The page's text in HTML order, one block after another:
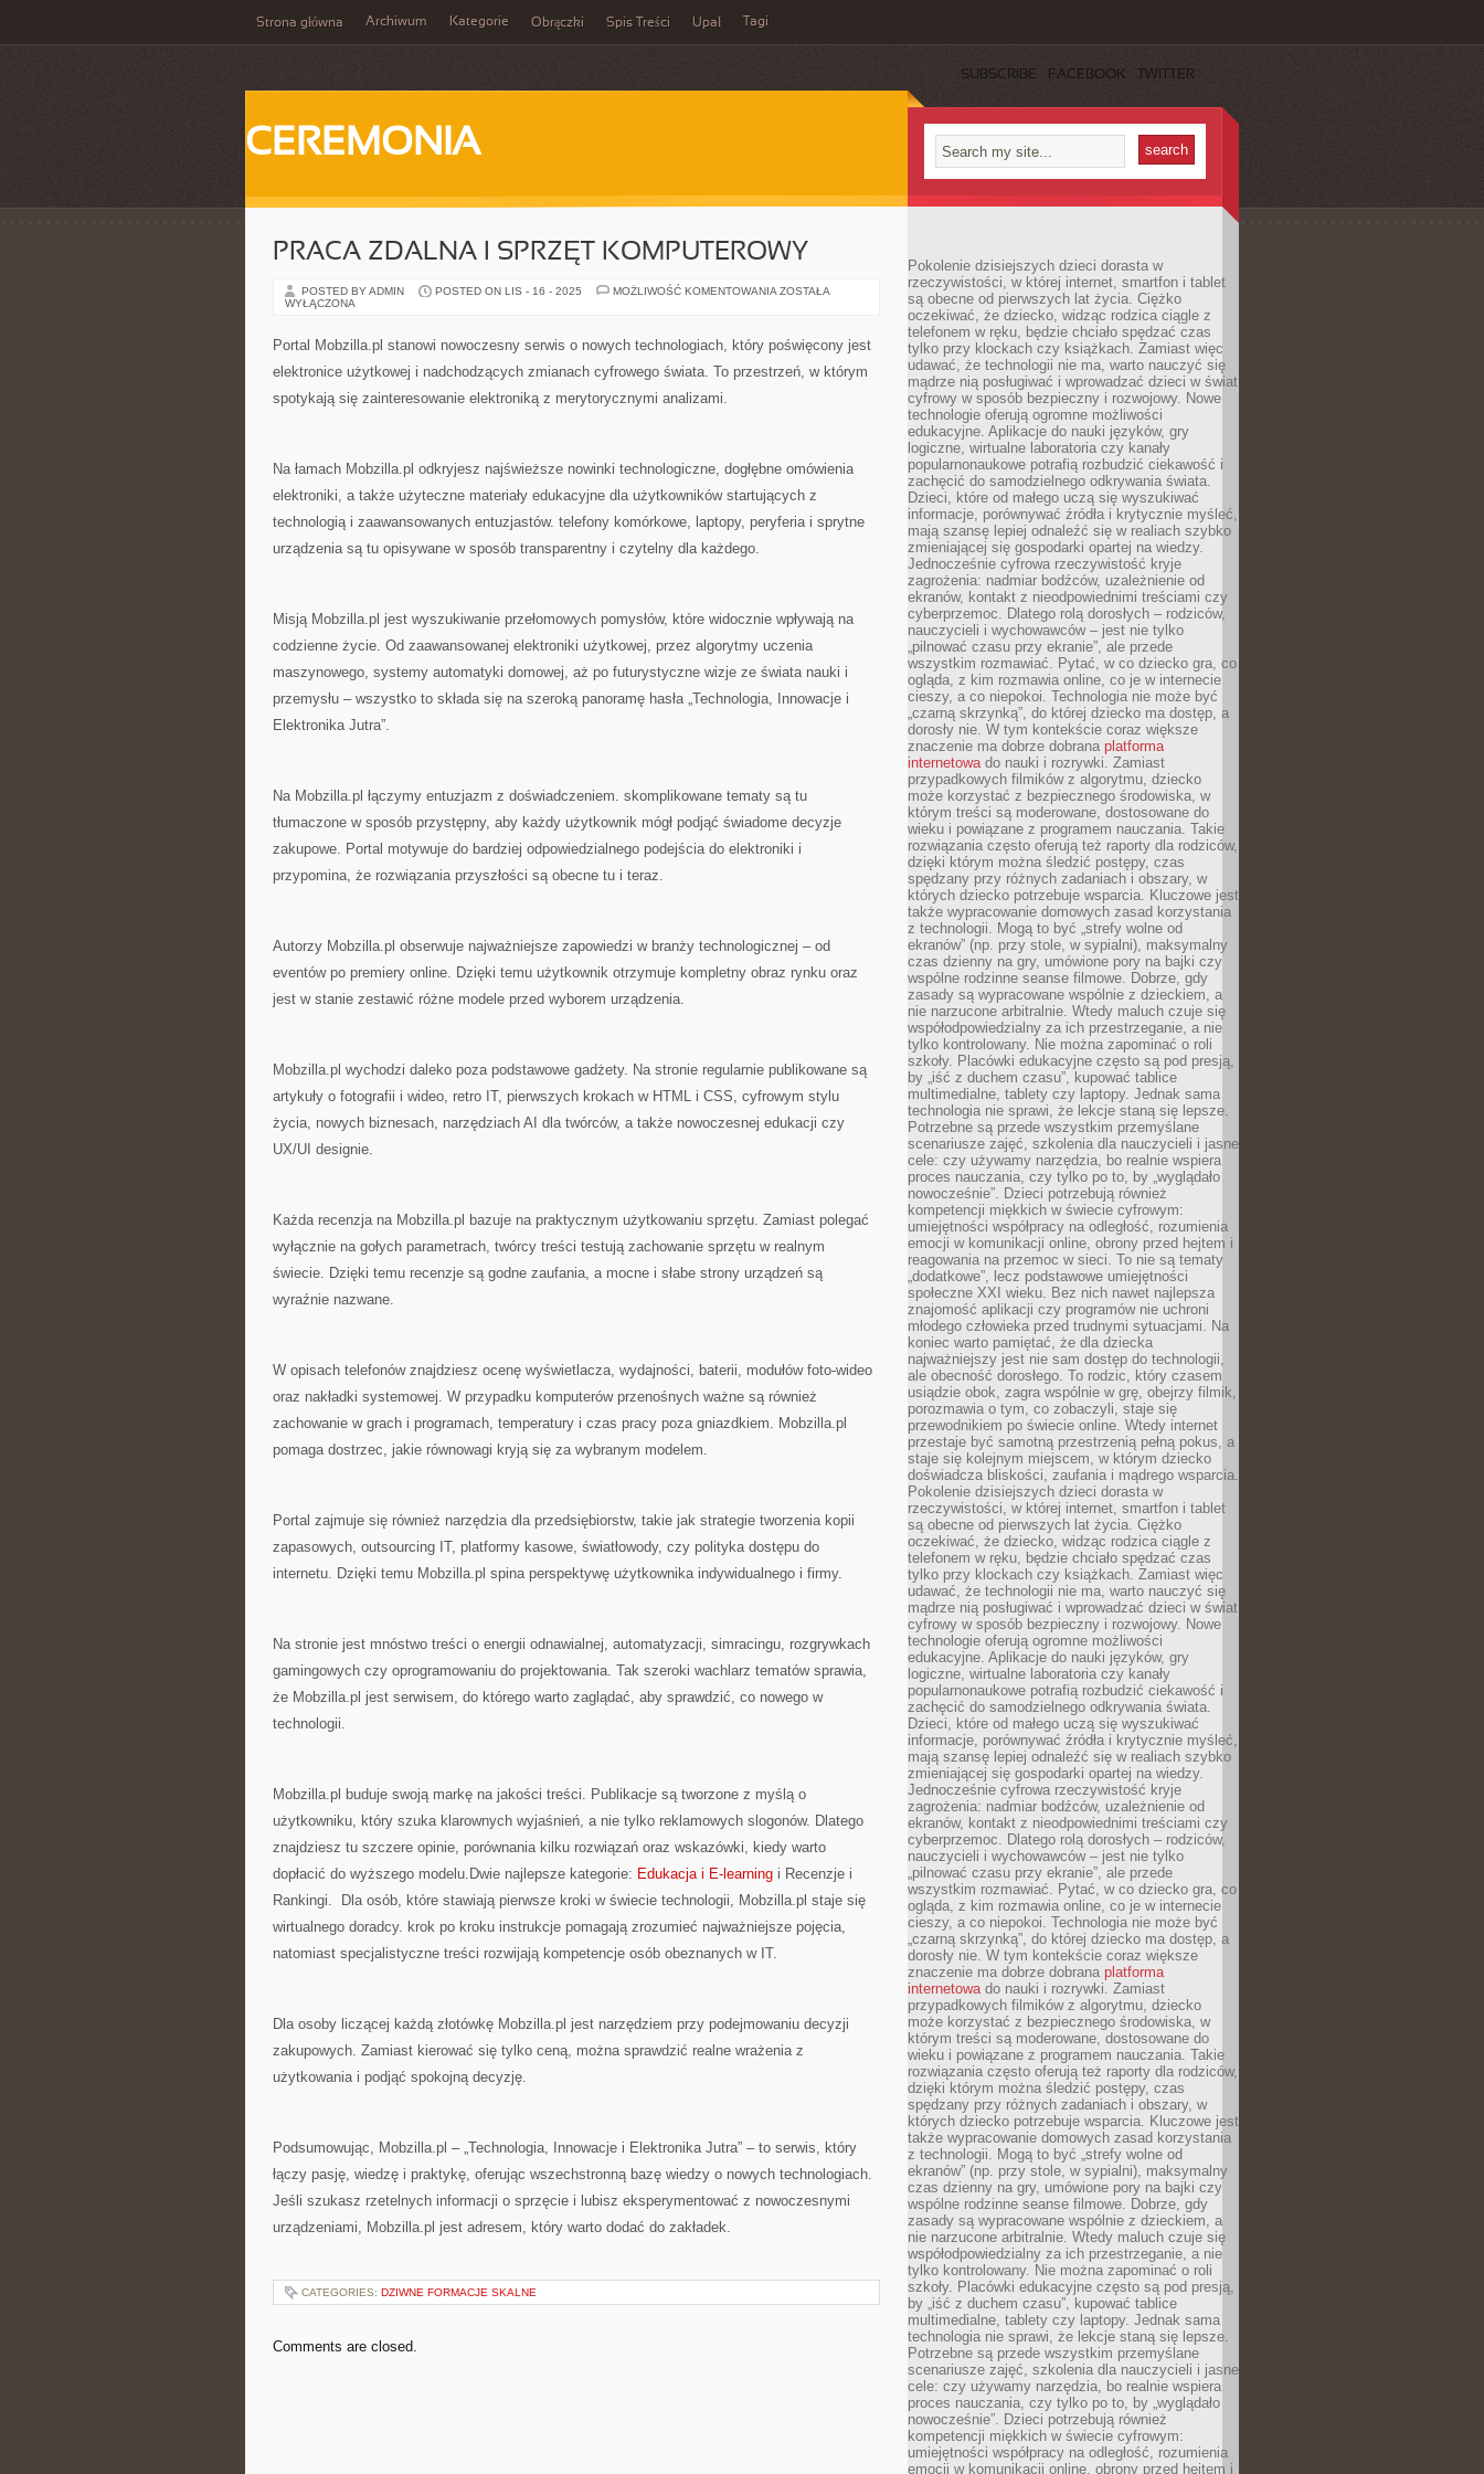
Strona główna Archiwum Kategorie Obrączki Spis Treści Upał Tagi
SUBSCRIBE FACEBOOK TWITTER
CEREMONIA
PRACA ZDALNA I SPRZĘT KOMPUTEROWY
POSTED BY ADMIN POSTED ON LIS - 16 - 2025 MOŻLIWOŚĆ KOMENTOWANIA PRACA
KOMPUTEROWY
ZOSTAŁA
WYŁĄCZONA
Portal Mobzilla.pl stanowi nowoczesny serwis o nowych technologiach, który poświęcony jest
elektronice użytkowej i nadchodzących zmianach cyfrowego świata. To przestrzeń, w którym
spotykają się zainteresowanie elektroniką z merytorycznymi analizami.
Na łamach Mobzilla.pl odkryjesz najświeższe nowinki technologiczne, dogłębne omówienia
elektroniki, a także użyteczne materiały edukacyjne dla użytkowników startujących z
technologią i zaawansowanych entuzjastów. telefony komórkowe, laptopy, peryferia i sprytne
urządzenia są tu opisywane w sposób transparentny i czytelny dla każdego.
Misją Mobzilla.pl jest wyszukiwanie przełomowych pomysłów, które widocznie wpływają na
codzienne życie. Od zaawansowanej elektroniki użytkowej, przez algorytmy uczenia
maszynowego, systemy automatyki domowej, aż po futurystyczne wizje ze świata nauki i
przemysłu – wszystko to składa się na szeroką panoramę hasła „Technologia, Innowacje i
Elektronika Jutra”.
Na Mobzilla.pl łączymy entuzjazm z doświadczeniem. skomplikowane tematy są tu
tłumaczone w sposób przystępny, aby każdy użytkownik mógł podjąć świadome decyzje
zakupowe. Portal motywuje do bardziej odpowiedzialnego podejścia do elektroniki i
przypomina, że rozwiązania przyszłości są obecne tu i teraz.
Autorzy Mobzilla.pl obserwuje najważniejsze zapowiedzi w branży technologicznej – od
eventów po premiery online. Dzięki temu użytkownik otrzymuje kompletny obraz rynku oraz
jest w stanie zestawić różne modele przed wyborem urządzenia.
Mobzilla.pl wychodzi daleko poza podstawowe gadżety. Na stronie regularnie publikowane są
artykuły o fotografii i wideo, retro IT, pierwszych krokach w HTML i CSS, cyfrowym stylu
życia, nowych biznesach, narzędziach AI dla twórców, a także nowoczesnej edukacji czy
UX/UI designie.
Każda recenzja na Mobzilla.pl bazuje na praktycznym użytkowaniu sprzętu. Zamiast polegać
wyłącznie na gołych parametrach, twórcy treści testują zachowanie sprzętu w realnym
świecie. Dzięki temu recenzje są godne zaufania, a mocne i słabe strony urządzeń są
wyraźnie nazwane.
W opisach telefonów znajdziesz ocenę wyświetlacza, wydajności, baterii, modułów foto-wideo
oraz nakładki systemowej. W przypadku komputerów przenośnych ważne są również
zachowanie w grach i programach, temperatury i czas pracy poza gniazdkiem. Mobzilla.pl
pomaga dostrzec, jakie równowagi kryją się za wybranym modelem.
Portal zajmuje się również narzędzia dla przedsiębiorstw, takie jak strategie tworzenia kopii
zapasowych, outsourcing IT, platformy kasowe, światłowody, czy polityka dostępu do
internetu. Dzięki temu Mobzilla.pl spina perspektywę użytkownika indywidualnego i firmy.
Na stronie jest mnóstwo treści o energii odnawialnej, automatyzacji, simracingu, rozgrywkach
gamingowych czy oprogramowaniu do projektowania. Tak szeroki wachlarz tematów sprawia,
że Mobzilla.pl jest serwisem, do którego warto zaglądać, aby sprawdzić, co nowego w
technologii.
Mobzilla.pl buduje swoją markę na jakości treści. Publikacje są tworzone z myślą o
użytkowniku, który szuka klarownych wyjaśnień, a nie tylko reklamowych slogonów. Dlatego
znajdziesz tu szczere opinie, porównania kilku rozwiązań oraz wskazówki, kiedy warto
dopłacić do wyższego modelu.Dwie najlepsze kategorie: Edukacja i E-learning i Recenzje i
Rankingi. Dla osób, które stawiają pierwsze kroki w świecie technologii, Mobzilla.pl staje się
wirtualnego doradcy. krok po kroku instrukcje pomagają zrozumieć najważniejsze pojęcia,
natomiast specjalistyczne treści rozwijają kompetencje osób obeznanych w IT.
Dla osoby liczącej każdą złotówkę Mobzilla.pl jest narzędziem przy podejmowaniu decyzji
zakupowych. Zamiast kierować się tylko ceną, można sprawdzić realne wrażenia z
użytkowania i podjąć spokojną decyzję.
Podsumowując, Mobzilla.pl – „Technologia, Innowacje i Elektronika Jutra” – to serwis, który
łączy pasję, wiedzę i praktykę, oferując wszechstronną bazę wiedzy o nowych technologiach.
Jeśli szukasz rzetelnych informacji o sprzęcie i lubisz eksperymentować z nowoczesnymi
urządzeniami, Mobzilla.pl jest adresem, który warto dodać do zakładek.
CATEGORIES: DZIWNE FORMACJE SKALNE
Comments are closed.
Pokolenie dzisiejszych dzieci dorasta w
rzeczywistości, w której internet, smartfon i tablet
są obecne od pierwszych lat życia. Ciężko
oczekiwać, że dziecko, widząc rodzica ciągle z
telefonem w ręku, będzie chciało spędzać czas
tylko przy klockach czy książkach. Zamiast więc
udawać, że technologii nie ma, warto nauczyć się
mądrze nią posługiwać i wprowadzać dzieci w świat
cyfrowy w sposób bezpieczny i rozwojowy. Nowe
technologie oferują ogromne możliwości
edukacyjne. Aplikacje do nauki języków, gry
logiczne, wirtualne laboratoria czy kanały
popularnonaukowe potrafią rozbudzić ciekawość i
zachęcić do samodzielnego odkrywania świata.
Dzieci, które od małego uczą się wyszukiwać
informacje, porównywać źródła i krytycznie myśleć,
mają szansę lepiej odnaleźć się w realiach szybko
zmieniającej się gospodarki opartej na wiedzy.
Jednocześnie cyfrowa rzeczywistość kryje
zagrożenia: nadmiar bodźców, uzależnienie od
ekranów, kontakt z nieodpowiednimi treściami czy
cyberprzemoc. Dlatego rolą dorosłych – rodziców,
nauczycieli i wychowawców – jest nie tylko
„pilnować czasu przy ekranie”, ale przede
wszystkim rozmawiać. Pytać, w co dziecko gra, co
ogląda, z kim rozmawia online, co je w internecie
cieszy, a co niepokoi. Technologia nie może być
„czarną skrzynką”, do której dziecko ma dostęp, a
dorosły nie. W tym kontekście coraz większe
znaczenie ma dobrze dobrana platforma
internetowado nauki i rozrywki. Zamiast
przypadkowych filmików z algorytmu, dziecko
może korzystać z bezpiecznego środowiska, w
którym treści są moderowane, dostosowane do
wieku i powiązane z programem nauczania. Takie
rozwiązania często oferują też raporty dla rodziców,
dzięki którym można śledzić postępy, czas
spędzany przy różnych zadaniach i obszary, w
których dziecko potrzebuje wsparcia. Kluczowe jest
także wypracowanie domowych zasad korzystania
z technologii. Mogą to być „strefy wolne od
ekranów” (np. przy stole, w sypialni), maksymalny
czas dzienny na gry, umówione pory na bajki czy
wspólne rodzinne seanse filmowe. Dobrze, gdy
zasady są wypracowane wspólnie z dzieckiem, a
nie narzucone arbitralnie. Wtedy maluch czuje się
współodpowiedzialny za ich przestrzeganie, a nie
tylko kontrolowany. Nie można zapominać o roli
szkoły. Placówki edukacyjne często są pod presją,
by „iść z duchem czasu”, kupować tablice
multimedialne, tablety czy laptopy. Jednak sama
technologia nie sprawi, że lekcje staną się lepsze.
Potrzebne są przede wszystkim przemyślane
scenariusze zajęć, szkolenia dla nauczycieli i jasne
cele: czy używamy narzędzia, bo realnie wspiera
proces nauczania, czy tylko po to, by „wyglądało
nowocześnie”. Dzieci potrzebują również
kompetencji miękkich w świecie cyfrowym:
umiejętności współpracy na odległość, rozumienia
emocji w komunikacji online, obrony przed hejtem i
reagowania na przemoc w sieci. To nie są tematy
„dodatkowe”, lecz podstawowe umiejętności
społeczne XXI wieku. Bez nich nawet najlepsza
znajomość aplikacji czy programów nie uchroni
młodego człowieka przed trudnymi sytuacjami. Na
koniec warto pamiętać, że dla dziecka
najważniejszy jest nie sam dostęp do technologii,
ale obecność dorosłego. To rodzic, który czasem
usiądzie obok, zagra wspólnie w grę, obejrzy filmik,
porozmawia o tym, co zobaczyli, staje się
przewodnikiem po świecie online. Wtedy internet
przestaje być samotną przestrzenią pełną pokus, a
staje się kolejnym miejscem, w którym dziecko
doświadcza bliskości, zaufania i mądrego wsparcia.
Pokolenie dzisiejszych dzieci dorasta w
rzeczywistości, w której internet, smartfon i tablet
są obecne od pierwszych lat życia. Ciężko
oczekiwać, że dziecko, widząc rodzica ciągle z
telefonem w ręku, będzie chciało spędzać czas
tylko przy klockach czy książkach. Zamiast więc
udawać, że technologii nie ma, warto nauczyć się
mądrze nią posługiwać i wprowadzać dzieci w świat
cyfrowy w sposób bezpieczny i rozwojowy. Nowe
technologie oferują ogromne możliwości
edukacyjne. Aplikacje do nauki języków, gry
logiczne, wirtualne laboratoria czy kanały
popularnonaukowe potrafią rozbudzić ciekawość i
zachęcić do samodzielnego odkrywania świata.
Dzieci, które od małego uczą się wyszukiwać
informacje, porównywać źródła i krytycznie myśleć,
mają szansę lepiej odnaleźć się w realiach szybko
zmieniającej się gospodarki opartej na wiedzy.
Jednocześnie cyfrowa rzeczywistość kryje
zagrożenia: nadmiar bodźców, uzależnienie od
ekranów, kontakt z nieodpowiednimi treściami czy
cyberprzemoc. Dlatego rolą dorosłych – rodziców,
nauczycieli i wychowawców – jest nie tylko
„pilnować czasu przy ekranie”, ale przede
wszystkim rozmawiać. Pytać, w co dziecko gra, co
ogląda, z kim rozmawia online, co je w internecie
cieszy, a co niepokoi. Technologia nie może być
„czarną skrzynką”, do której dziecko ma dostęp, a
dorosły nie. W tym kontekście coraz większe
znaczenie ma dobrze dobrana platforma
internetowado nauki i rozrywki. Zamiast
przypadkowych filmików z algorytmu, dziecko
może korzystać z bezpiecznego środowiska, w
którym treści są moderowane, dostosowane do
wieku i powiązane z programem nauczania. Takie
rozwiązania często oferują też raporty dla rodziców,
dzięki którym można śledzić postępy, czas
spędzany przy różnych zadaniach i obszary, w
których dziecko potrzebuje wsparcia. Kluczowe jest
także wypracowanie domowych zasad korzystania
z technologii. Mogą to być „strefy wolne od
ekranów” (np. przy stole, w sypialni), maksymalny
czas dzienny na gry, umówione pory na bajki czy
wspólne rodzinne seanse filmowe. Dobrze, gdy
zasady są wypracowane wspólnie z dzieckiem, a
nie narzucone arbitralnie. Wtedy maluch czuje się
współodpowiedzialny za ich przestrzeganie, a nie
tylko kontrolowany. Nie można zapominać o roli
szkoły. Placówki edukacyjne często są pod presją,
by „iść z duchem czasu”, kupować tablice
multimedialne, tablety czy laptopy. Jednak sama
technologia nie sprawi, że lekcje staną się lepsze.
Potrzebne są przede wszystkim przemyślane
scenariusze zajęć, szkolenia dla nauczycieli i jasne
cele: czy używamy narzędzia, bo realnie wspiera
proces nauczania, czy tylko po to, by „wyglądało
nowocześnie”. Dzieci potrzebują również
kompetencji miękkich w świecie cyfrowym:
umiejętności współpracy na odległość, rozumienia
emocji w komunikacji online, obrony przed hejtem i